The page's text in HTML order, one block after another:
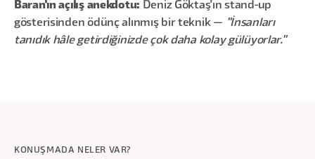
Baran'ın açılış anekdotu: Deniz Göktaş'ın stand-up
gösterisinden ödünç alınmış bir teknik — "İnsanları
tanıdık hâle getirdiğinizde çok daha kolay gülüyorlar."
KONUŞMADA NELER VAR?